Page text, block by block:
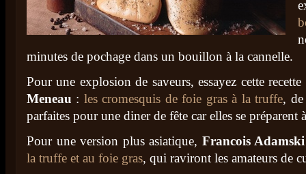
minutes de pochage dans un bouillon à la cannelle.
Pour une explosion de saveurs, essayez cette
Meneau : les cromesquis de foie gras à la truffe, de
parfaites pour une diner de fête car elles se préparent
Pour une version plus asiatique, Francois
la truffe et au foie gras, qui raviront les amateurs de